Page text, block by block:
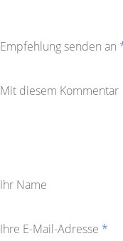
Empfehlung senden an
Mit diesem Kommentar
Ihr Name
Ihre E-Mail-Adresse *